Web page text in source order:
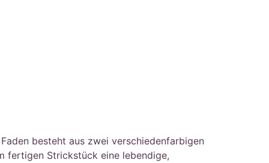
besteht aus zwei verschiedenfarbigen
fertigen Strickstück eine lebendige,